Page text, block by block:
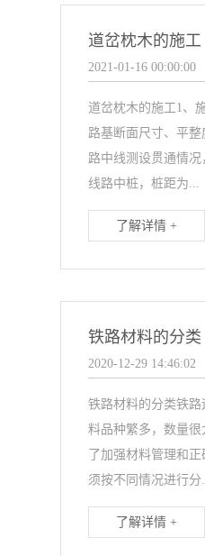
道岔枕木的施工
2021-01-16 00:00:00
道岔枕木的施工1、
路基断面尺寸、平
路中线测设贯通情
线路中桩，桩距为...
了解详情 +
铁路材料的分类
2020-12-29 14:46:02
铁路材料的分类铁
料品种繁多，数量
了加强材料管理和正
须按不同情况进行分
了解详情 +